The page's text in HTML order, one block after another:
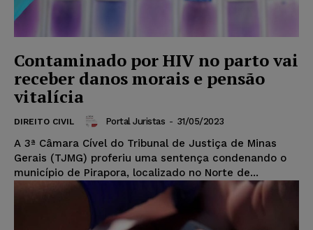
Contaminado por HIV no parto vai
receber danos morais e pensão
vitalícia
DIREITO CIVIL Portal Juristas - 31/05/2023
A 3ª Câmara Cível do Tribunal de Justiça de Minas
Gerais (TJMG) proferiu uma sentença condenando o
município de Pirapora, localizado no Norte de...